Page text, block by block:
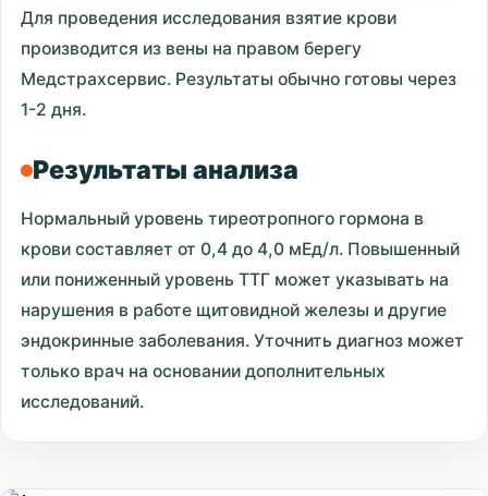
Для проведения исследования взятие крови
производится из вены на правом берегу
Медстрахсервис. Результаты обычно готовы через
1-2 дня.
Результаты анализа
Нормальный уровень тиреотропного гормона в
крови составляет от 0,4 до 4,0 мЕд/л. Повышенный
или пониженный уровень ТТГ может указывать на
нарушения в работе щитовидной железы и другие
эндокринные заболевания. Уточнить диагноз может
только врач на основании дополнительных
исследований.